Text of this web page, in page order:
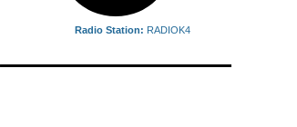
Radio Station: RADIOK4